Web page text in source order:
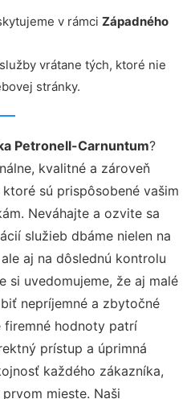
v rámci Západného
vrátane tých, ktoré nie
stránky.
Petronell-Carnuntum?
kvalitné a zároveň
sú prispôsobené vašim
Neváhajte a ozvite sa
služieb dbáme nielen na
aj na dôslednú kontrolu
si uvedomujeme, že aj malé
nepríjemné a zbytočné
firemné hodnoty patrí
prístup a úprimná
každého zákazníka,
mieste. Naši